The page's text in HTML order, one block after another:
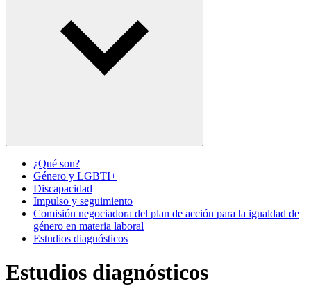
¿Qué son?
Género y LGBTI+
Discapacidad
Impulso y seguimiento
Comisión negociadora del plan de acción para la igualdad de
género en materia laboral
Estudios diagnósticos
Estudios diagnósticos